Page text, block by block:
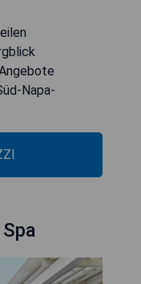
Napa-